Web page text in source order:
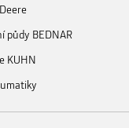
půdy BEDNAR
KUHN